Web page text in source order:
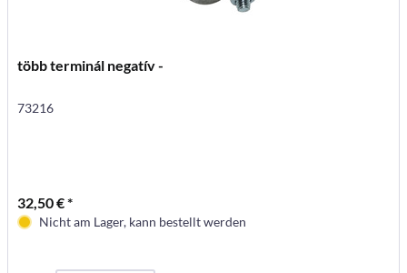
több terminál negatív -
73216
32,50 € *
Nicht am Lager, kann bestellt werden